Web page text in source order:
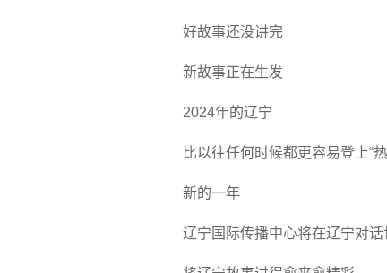
好故事还没讲完
新故事正在生发
2024年的辽宁
比以往任何时候都更容易登上“
新的一年
辽宁国际传播中心将在辽宁对话